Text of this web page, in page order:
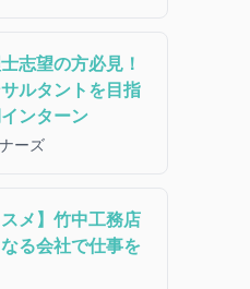
志望の方必見！
ルタントを目指
ンターン
ーズ
スメ】竹中工務店
る会社で仕事を